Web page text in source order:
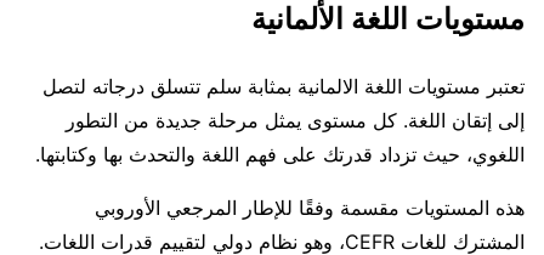
مستويات اللغة الألمانية
تعتبر مستويات اللغة الالمانية بمثابة سلم تتسلق درجاته لتصل
إلى إتقان اللغة. كل مستوى يمثل مرحلة جديدة من التطور
اللغوي، حيث تزداد قدرتك على فهم اللغة والتحدث بها وكتابتها.
هذه المستويات مقسمة وفقًا للإطار المرجعي الأوروبي
المشترك للغات CEFR، وهو نظام دولي لتقييم قدرات اللغات.